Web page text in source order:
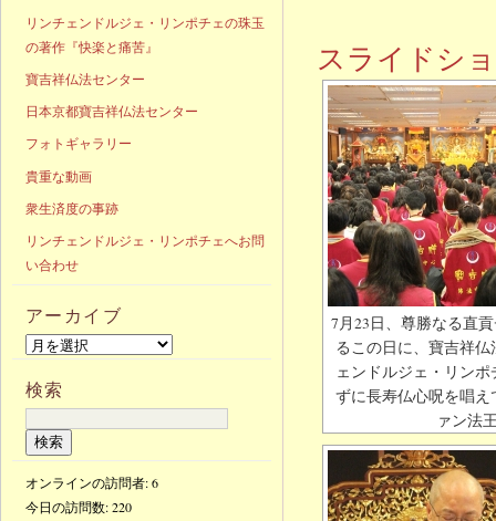
スライドシ
7月23日、尊勝なる直
るこの日に、寶吉祥
ェンドルジェ・リン
ずに長寿仏心呪を唱
ァン法
リンチェンドルジェ・リンポチェの珠玉
の著作『快楽と痛苦』
寶吉祥仏法センター
日本京都寶吉祥仏法センター
フォトギャラリー
貴重な動画
衆生済度の事跡
リンチェンドルジェ・リンポチェへお問
い合わせ
アーカイブ
検索
オンラインの訪問者: 6
今日の訪問数:220